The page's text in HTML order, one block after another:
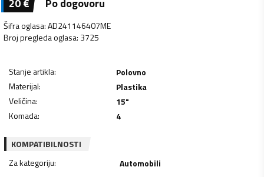
20€ Po dogovoru
Šifra oglasa:AD241146407ME
Broj pregleda oglasa: 3725
Stanje artikla:
Polovno
Materijal:
Plastika
Veličina:
15"
Komada: 4
KOMPATIBILNOSTI
Za kategoriju: Automobili